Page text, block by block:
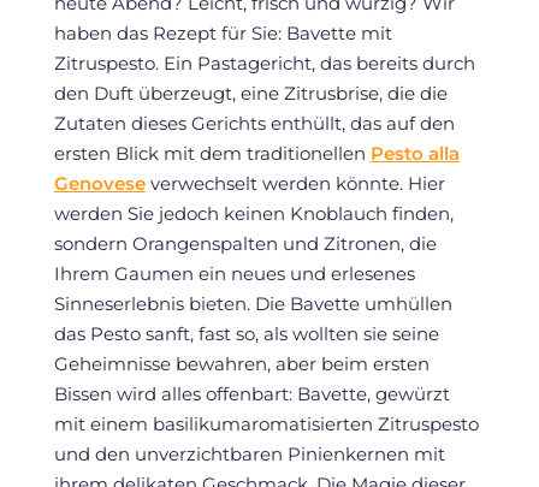
haben das Rezept für Sie: Bavette mit
Zitruspesto. Ein Pastagericht, das bereits durch
den Duft überzeugt, eine Zitrusbrise, die die
Zutaten dieses Gerichts enthüllt, das auf den
ersten Blick mit dem traditionellen Pesto alla
Genoveseverwechselt werden könnte. Hier
werden Sie jedoch keinen Knoblauch finden,
sondern Orangenspalten und Zitronen, die
Ihrem Gaumen ein neues und erlesenes
Sinneserlebnis bieten. Die Bavette umhüllen
das Pesto sanft, fast so, als wollten sie seine
Geheimnisse bewahren, aber beim ersten
Bissen wird alles offenbart: Bavette, gewürzt
mit einem basilikumaromatisierten Zitruspesto
und den unverzichtbaren Pinienkernen mit